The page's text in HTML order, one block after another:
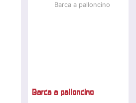
Barca a palloncino